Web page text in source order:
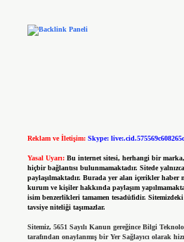
Reklam ve İletişim: Skype:
Yasal Uyarı: Bu internet sitesi, herhangi bir
hiçbir bağlantısı bulunmamaktadır. Sitede
paylaşılmaktadır. Burada yer alan içerikler haber
kurum ve kişiler hakkında paylaşım
isim benzerlikleri tamamen tesadüfidir.
tavsiye niteliği taşımazlar.
Sitemiz, 5651 Sayılı Kanun gereğince Bilgi
tarafından onaylanmış bir Yer Sağlayıcı olarak